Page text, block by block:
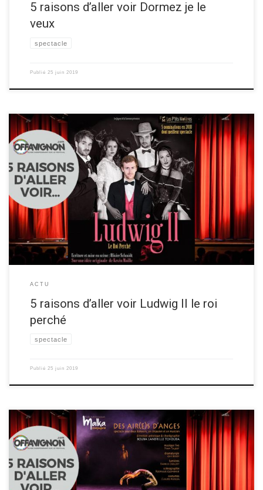
5 raisons d’aller voir Dormez je le
veux
spectacle
Publié 25 juin 2019
La compagnie Les Joyeux de La Couronne vous donne 5 raisons d’aller
voir leur spectacle de théâtre “Ludwig II le roi perché“ au festival OFF
d’Avignon 2019! Découvrez les raisons ci-dessous ▼ Les 5 raisons de
voir Ludwig II le roi perché Raison 1 Pour ses cinq nominations aux
Ptits […]
ACTU
5 raisons d’aller voir Ludwig II le roi
perché
spectacle
Publié 25 juin 2019
Camille, de la compagnie Malka, vous donne 5 raisons d’aller voir le
spectacle de danse hip-hop “Des air(e)s d’anges“ au festival OFF
d’Avignon 2019! Découvrez les raisons ci-dessous ▼ Les 5 raisons de